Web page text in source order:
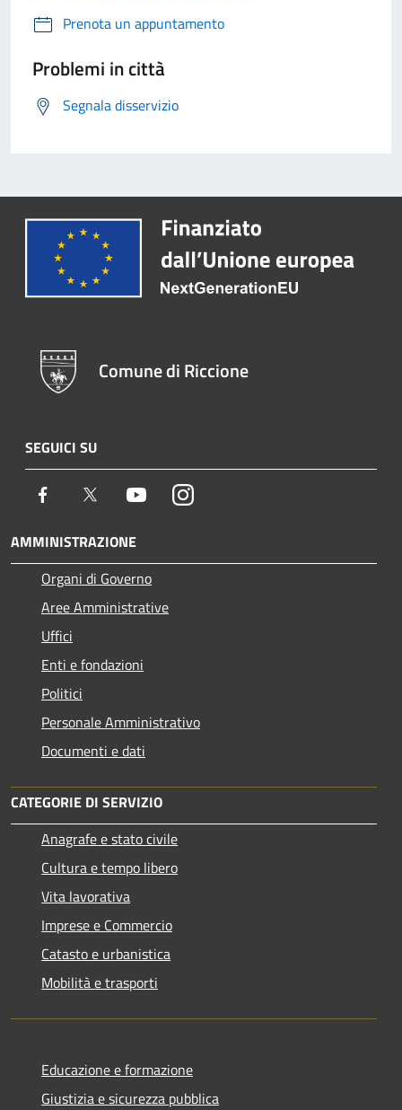
Prenota un appuntamento
Problemi in città
Segnala disservizio
Comune di Riccione
SEGUICI SU
Facebook Twitter YoutubeInstagram
AMMINISTRAZIONE
Organi di Governo
Aree Amministrative
Uffici
Enti e fondazioni
Politici
Personale Amministrativo
Documenti e dati
CATEGORIE DI SERVIZIO
Anagrafe e stato civile
Cultura e tempo libero
Vita lavorativa
Imprese e Commercio
Catasto e urbanistica
Mobilità e trasporti
Educazione e formazione
Giustizia e sicurezza pubblica